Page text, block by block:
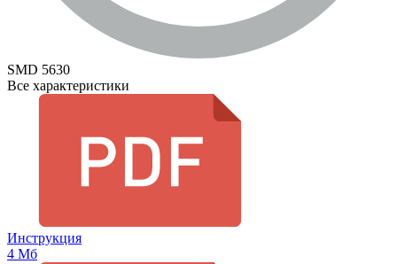
SMD 5630
Все характеристики
Инструкция
4 Мб